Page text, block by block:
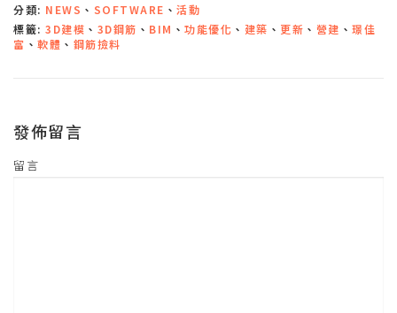
e
o
o
k
開
啟
分類: NEWS 、 SOFTWARE 、 活動
標籤: 3D建模 、 3D鋼筋 、 BIM 、 功能優化 、 建築 、 更新 、 營建 、 璟佳
富 、 軟體 、 鋼筋撿料
發佈留言
留言